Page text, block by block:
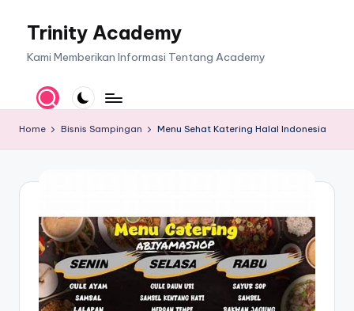
Trinity Academy
Kami Memberikan Informasi Tentang Academy
Home Bisnis Sampingan Menu Sehat Katering Halal Indonesia